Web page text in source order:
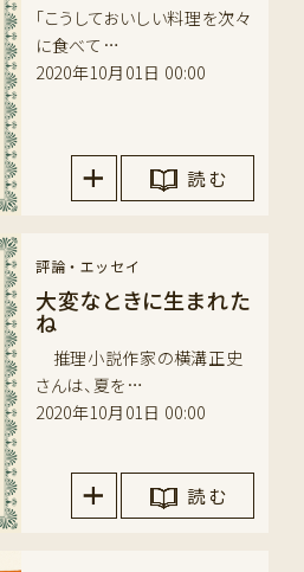
「こうしておいしい料理を次々
に食べて…
2020年10月01日 00:00
読 む
評論・エッセイ
大変なときに生まれた
ね
推理小説作家の横溝正史
さんは、夏を…
2020年10月01日 00:00
読 む